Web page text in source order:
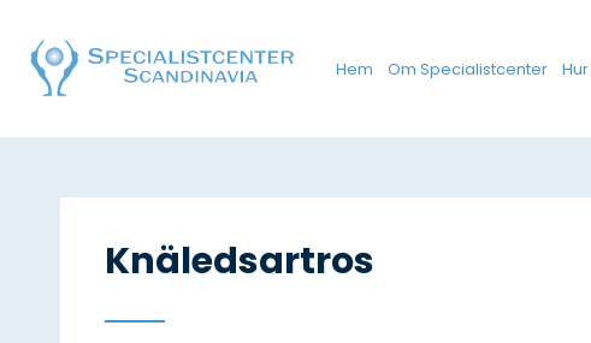
Hem Om Specialistcenter
Knäledsartros